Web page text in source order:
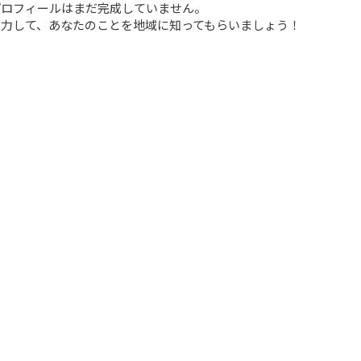
フィールはまだ完成していません。
して、あなたのことを地域に知ってもらいましょう！